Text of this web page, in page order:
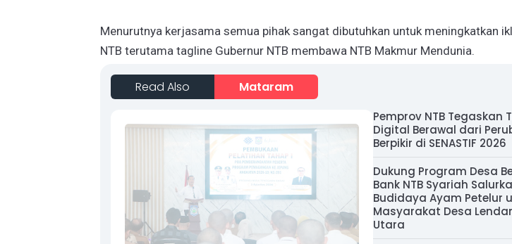
Menurutnya kerjasama semua pihak sangat dibutuhkan untuk meningkatkan
NTB terutama tagline Gubernur NTB membawa NTB Makmur Mendunia.
Read Also Mataram
Pemprov NTB Tegaskan
Digital Berawal dari
Berpikir di SENASTIF 2026
Dukung Program Desa
Bank NTB Syariah
Budidaya Ayam Petelur
Masyarakat Desa
Utara